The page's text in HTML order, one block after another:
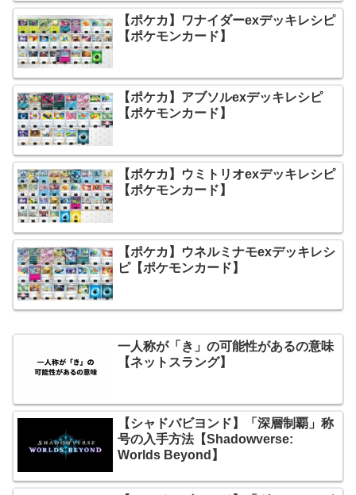
【ポケカ】ワナイダーexデッキレシピ
【ポケモンカード】
【ポケカ】アブソルexデッキレシピ
【ポケモンカード】
【ポケカ】ウミトリオexデッキレシピ
【ポケモンカード】
【ポケカ】ウネルミナモexデッキレシ
ピ【ポケモンカード】
一人称が「き」の可能性があるの意味
【ネットスラング】
【シャドバビヨンド】「深層制覇」称
号の入手方法【Shadowverse:
Worlds Beyond】